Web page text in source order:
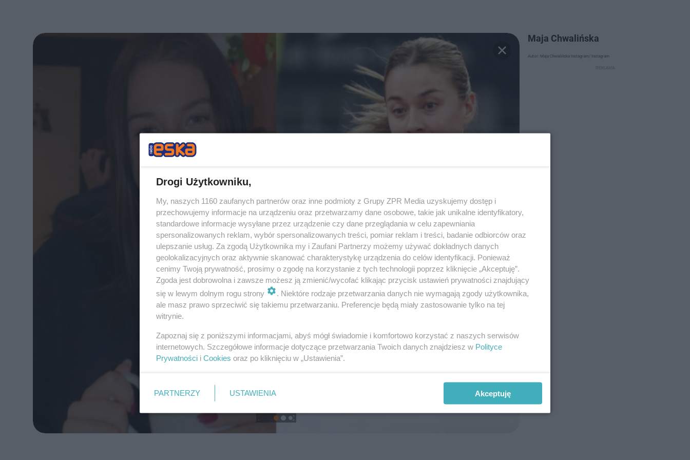
Maja Chwalińska
Autor: Maja Chwalińska Instagram/ Instagram
Drogi Użytkowniku,
My, naszych 1160 zaufanych partnerów oraz inne podmioty z Grupy ZPR Media uzyskujemy dostęp i
przechowujemy informacje na urządzeniu oraz przetwarzamy dane osobowe, takie jak unikalne identyfikatory,
standardowe informacje wysyłane przez urządzenie czy dane przeglądania w celu zapewniania
spersonalizowanych reklam, wybór spersonalizowanych treści, pomiar reklam i treści, badanie odbiorców oraz
ulepszanie usług. Za zgodą Użytkownika my i Zaufani Partnerzy możemy używać dokładnych danych
geolokalizacyjnych oraz aktywnie skanować charakterystykę urządzenia do celów identyfikacji. Ponieważ
cenimy Twoją prywatność, prosimy o zgodę na korzystanie z tych technologii poprzez kliknięcie „Akceptuję”.
Zgoda jest dobrowolna i zawsze możesz ją zmienić/wycofać klikając przycisk ustawień prywatności znajdujący
się w lewym dolnym rogu strony
. Niektóre rodzaje przetwarzania danych nie wymagają zgody użytkownika,
ale masz prawo sprzeciwić się takiemu przetwarzaniu. Preferencje będą miały zastosowanie tylko na tej
witrynie.
Zapoznaj się z poniższymi informacjami, abyś mógł świadomie i komfortowo korzystać z naszych serwisów
internetowych. Szczegółowe informacje dotyczące przetwarzania Twoich danych znajdziesz w Polityce
Prywatności i Cookies oraz po kliknięciu w „Ustawienia”.
PARTNERZY USTAWIENIA Akceptuję